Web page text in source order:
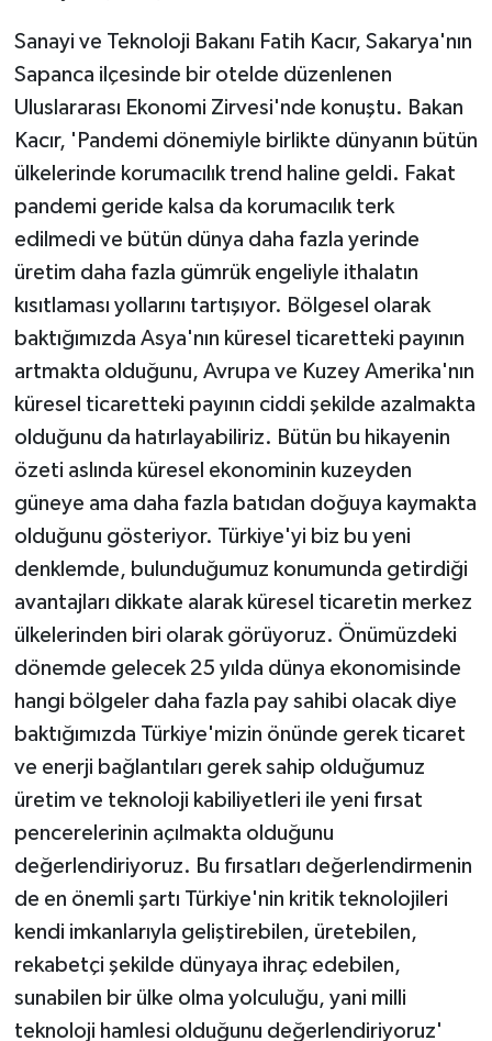
Sanayi ve Teknoloji Bakanı Fatih Kacır, Sakarya'nın
Sapanca ilçesinde bir otelde düzenlenen
Uluslararası Ekonomi Zirvesi'nde konuştu. Bakan
Kacır, 'Pandemi dönemiyle birlikte dünyanın bütün
ülkelerinde korumacılık trend haline geldi. Fakat
pandemi geride kalsa da korumacılık terk
edilmedi ve bütün dünya daha fazla yerinde
üretim daha fazla gümrük engeliyle ithalatın
kısıtlaması yollarını tartışıyor. Bölgesel olarak
baktığımızda Asya'nın küresel ticaretteki payının
artmakta olduğunu, Avrupa ve Kuzey Amerika'nın
küresel ticaretteki payının ciddi şekilde azalmakta
olduğunu da hatırlayabiliriz. Bütün bu hikayenin
özeti aslında küresel ekonominin kuzeyden
güneye ama daha fazla batıdan doğuya kaymakta
olduğunu gösteriyor. Türkiye'yi biz bu yeni
denklemde, bulunduğumuz konumunda getirdiği
avantajları dikkate alarak küresel ticaretin merkez
ülkelerinden biri olarak görüyoruz. Önümüzdeki
dönemde gelecek 25 yılda dünya ekonomisinde
hangi bölgeler daha fazla pay sahibi olacak diye
baktığımızda Türkiye'mizin önünde gerek ticaret
ve enerji bağlantıları gerek sahip olduğumuz
üretim ve teknoloji kabiliyetleri ile yeni fırsat
pencerelerinin açılmakta olduğunu
değerlendiriyoruz. Bu fırsatları değerlendirmenin
de en önemli şartı Türkiye'nin kritik teknolojileri
kendi imkanlarıyla geliştirebilen, üretebilen,
rekabetçi şekilde dünyaya ihraç edebilen,
sunabilen bir ülke olma yolculuğu, yani milli
teknoloji hamlesi olduğunu değerlendiriyoruz'